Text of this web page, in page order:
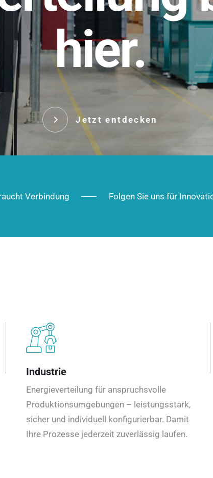
hier.
Jetzt entdecken
im Alltag,
Das innovative
robust, IP-geschützt
Jetzt
Verbindung Folgen Sie uns für
Industrie
Energieverteilung für anspruchsvolle
Produktionsumgebungen – leistungsstark,
sicher und individuell konfigurierbar. Damit
Ihre Prozesse jederzeit zuverlässig laufen.